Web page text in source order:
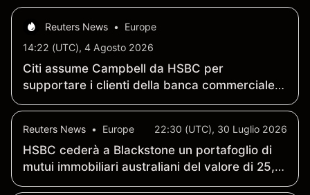
Reuters News •
Europe
14:22 (UTC), 4 Agosto 2026
Citi assume Campbell da HSBC per
supportare i clienti della banca commerciale a
livello globale
Reuters News • Europe 22:30 (UTC), 30 Luglio 2026
HSBC cederà a Blackstone un portafoglio di
mutui immobiliari australiani del valore di 25,3
miliardi di dollari